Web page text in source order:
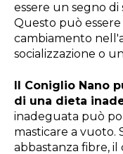
essere un segno di
Questo può
cambiamento
socializzazione o
Il Coniglio Nano
di una dieta
inadeguata può
masticare a vuoto.
abbastanza fibre, il